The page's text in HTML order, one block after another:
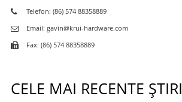
Telefon: (86) 574 88358889
Email: gavin@krui-hardware.com
Fax: (86) 574 88358889
CELE MAI RECENTE ȘTIRI